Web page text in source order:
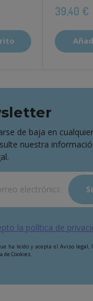
39,40 €
de baja en
nuestra
la política de
ha leído y acepta el Aviso legal,
de Cookies.